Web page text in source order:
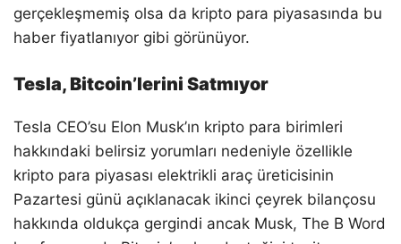
gerçekleşmemiş olsa da kripto para piyasasında bu
haber fiyatlanıyor gibi görünüyor.
Tesla, Bitcoin’lerini Satmıyor
Tesla CEO’su Elon Musk’ın kripto para birimleri
hakkındaki belirsiz yorumları nedeniyle özellikle
kripto para piyasası elektrikli araç üreticisinin
Pazartesi günü açıklanacak ikinci çeyrek bilançosu
hakkında oldukça gergindi ancak Musk, The B Word